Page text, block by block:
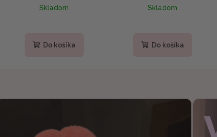
Skladom
Do košíka
Skladom
Do košíka